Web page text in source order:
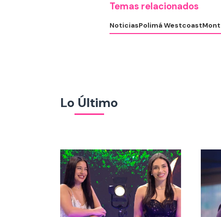
Temas relacionados
NoticiasPolimá Westcoast
Lo Último